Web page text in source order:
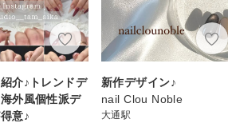
介♪トレンドデ
外風個性派デ
意♪
新作デザイン♪
nail Clou Noble
大通駅